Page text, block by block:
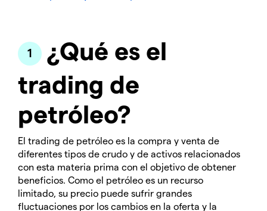
¿Qué es el
trading de
petróleo?
El trading de petróleo es la compra y venta de
diferentes tipos de crudo y de activos relacionados
con esta materia prima con el objetivo de obtener
beneficios. Como el petróleo es un recurso
limitado, su precio puede sufrir grandes
fluctuaciones por los cambios en la oferta y la